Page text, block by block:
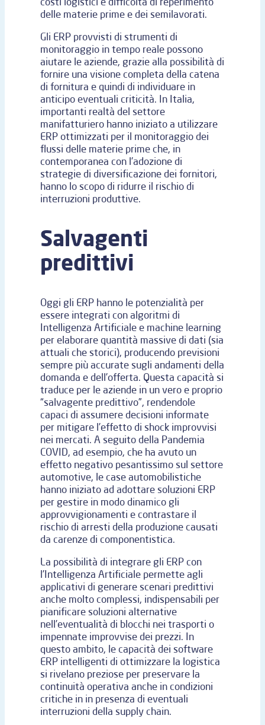
delle materie prime e dei semilavorati.
Gli ERP provvisti di strumenti di
monitoraggio in tempo reale possono
aiutare le aziende, grazie alla possibilità di
fornire una visione completa della catena
di fornitura e quindi di individuare in
anticipo eventuali criticità. In Italia,
importanti realtà del settore
manifatturiero hanno iniziato a utilizzare
ERP ottimizzati per il monitoraggio dei
flussi delle materie prime che, in
contemporanea con l’adozione di
strategie di diversificazione dei fornitori,
hanno lo scopo di ridurre il rischio di
interruzioni produttive.
Salvagenti
predittivi
Oggi gli ERP hanno le potenzialità per
essere integrati con algoritmi di
Intelligenza Artificiale e machine learning
per elaborare quantità massive di dati (sia
attuali che storici), producendo previsioni
sempre più accurate sugli andamenti della
domanda e dell’offerta. Questa capacità si
traduce per le aziende in un vero e proprio
“salvagente predittivo”, rendendole
capaci di assumere decisioni informate
per mitigare l’effetto di shock improvvisi
nei mercati. A seguito della Pandemia
COVID, ad esempio, che ha avuto un
effetto negativo pesantissimo sul settore
automotive, le case automobilistiche
hanno iniziato ad adottare soluzioni ERP
per gestire in modo dinamico gli
approvvigionamenti e contrastare il
rischio di arresti della produzione causati
da carenze di componentistica.
La possibilità di integrare gli ERP con
l’Intelligenza Artificiale permette agli
applicativi di generare scenari predittivi
anche molto complessi, indispensabili per
pianificare soluzioni alternative
nell’eventualità di blocchi nei trasporti o
impennate improvvise dei prezzi. In
questo ambito, le capacità dei software
ERP intelligenti di ottimizzare la logistica
si rivelano preziose per preservare la
continuità operativa anche in condizioni
critiche in in presenza di eventuali
interruzioni della supply chain.